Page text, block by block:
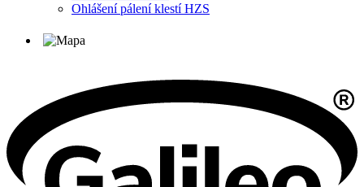
Ohlášení pálení klestí HZS